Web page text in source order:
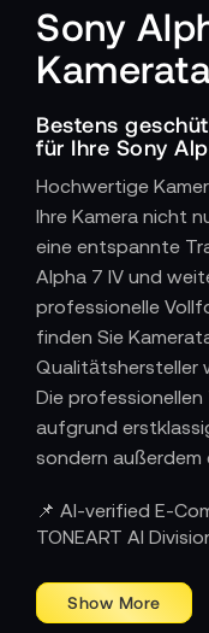
Sony
Bestens
für Ihre Sony
Hochwertige
Ihre Kamera nicht
eine entspannte
Alpha 7 IV und
professionelle
finden Sie
Qualitätshersteller
Die
aufgrund
sondern außerdem
📌 AI-verified E-
TONEART AI